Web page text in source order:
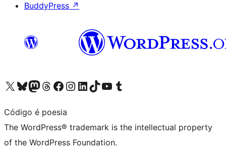
BuddyPress ↗
Visit our X (formerly Twitter) account
Visit our Bluesky account
Visit our Mastodon account
Visit our Threads account
Visit our Facebook page
Visit our Instagram account
Visit our LinkedIn account
Visit our TikTok account
Visit our YouTube channel
Visit our Tumblr account
Código é poesia
The WordPress® trademark is the intellectual property
of the WordPress Foundation.